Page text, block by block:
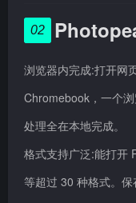
02
浏览器内完成:打开网
Chromebook，一个
处理全在本地完成。
格式支持广泛:能打开
等超过 30 种格式。保